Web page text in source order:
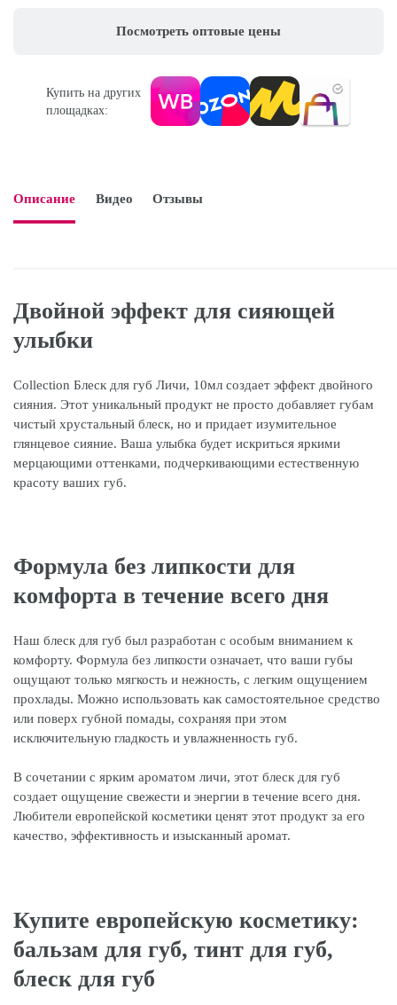
Посмотреть оптовые цены
Купить на других
площадках:
Описание Видео Отзывы
Двойной эффект для сияющей
улыбки
Collection Блеск для губ Личи, 10мл создает эффект двойного
сияния. Этот уникальный продукт не просто добавляет губам
чистый хрустальный блеск, но и придает изумительное
глянцевое сияние. Ваша улыбка будет искриться яркими
мерцающими оттенками, подчеркивающими естественную
красоту ваших губ.
Формула без липкости для
комфорта в течение всего дня
Наш блеск для губ был разработан с особым вниманием к
комфорту. Формула без липкости означает, что ваши губы
ощущают только мягкость и нежность, с легким ощущением
прохлады. Можно использовать как самостоятельное средство
или поверх губной помады, сохраняя при этом
исключительную гладкость и увлажненность губ.
В сочетании с ярким ароматом личи, этот блеск для губ
создает ощущение свежести и энергии в течение всего дня.
Любители европейской косметики ценят этот продукт за его
качество, эффективность и изысканный аромат.
Купите европейскую косметику:
бальзам для губ, тинт для губ,
блеск для губ